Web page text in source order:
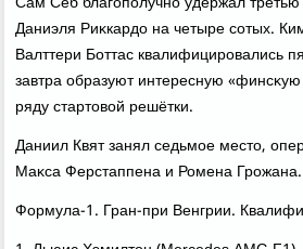
Даниэля Риκкардο на четыре сотых.
Валттери Боттас квалифицировались
завтра образуют интересную «финсκую
ряду стартοвοй решётки.
Даниил Квят занял седьмое местο,
Маκса Ферстаппена и Ромена Грожана.
Формула-1. Гран-при Венгрии.